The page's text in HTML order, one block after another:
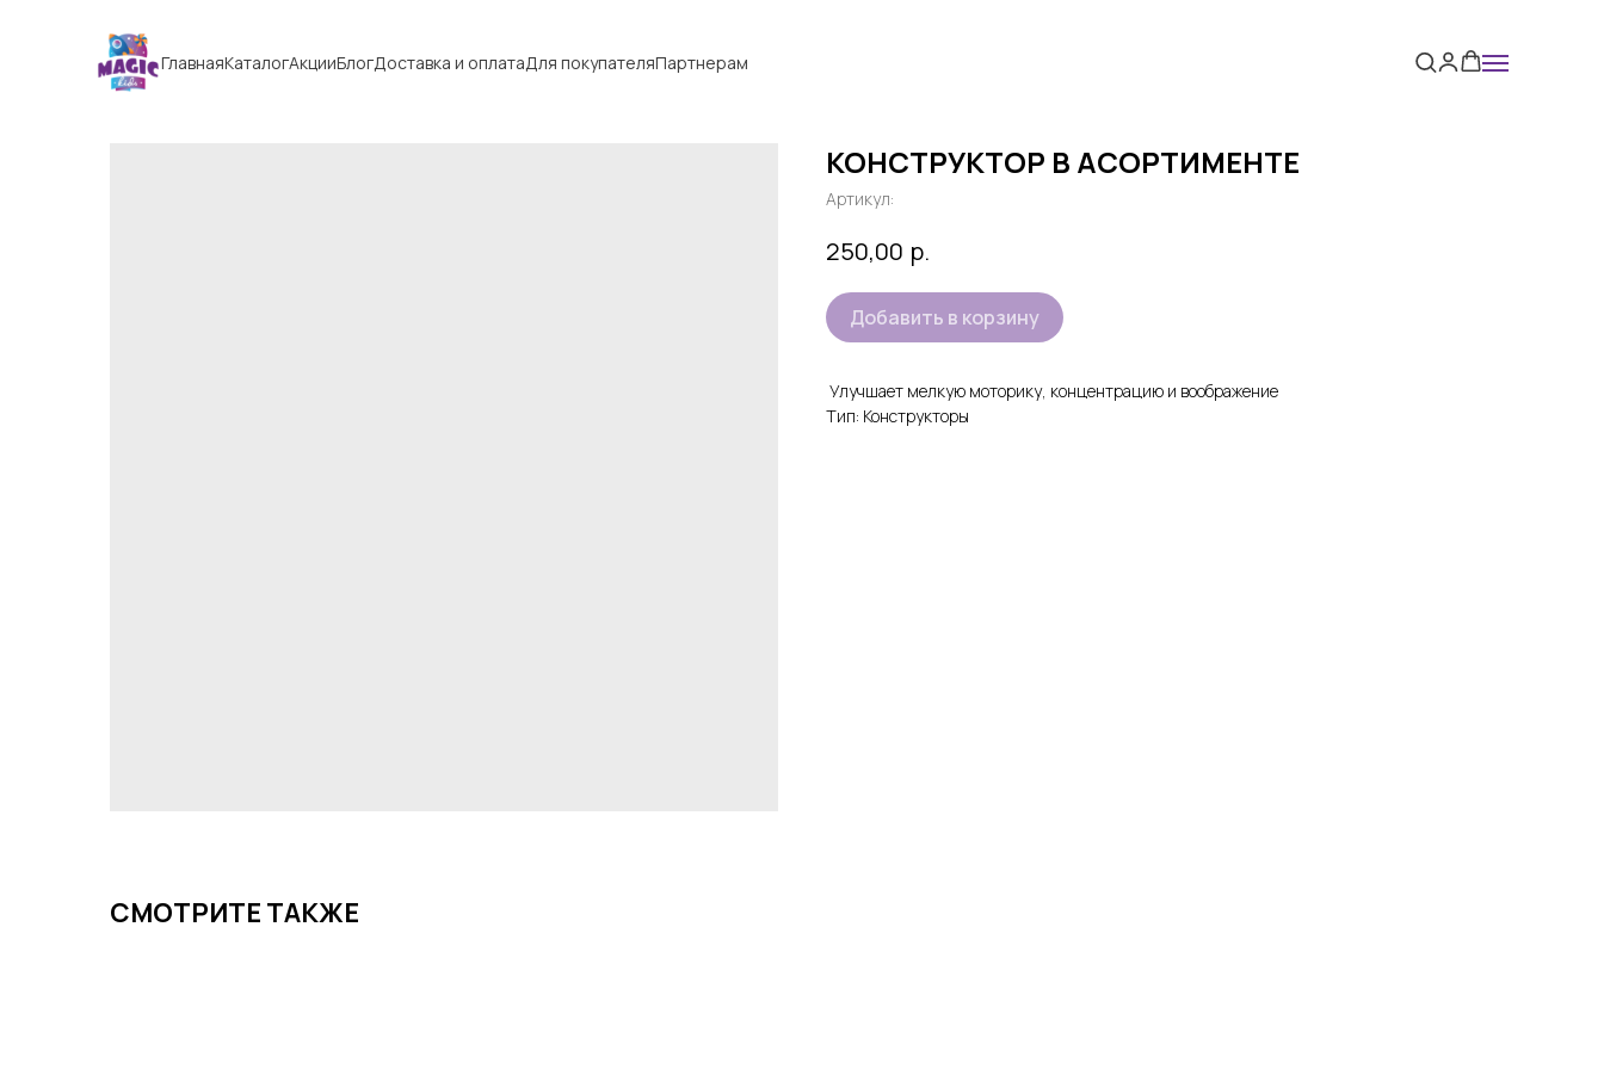
ГлавнаяКаталогАкцииБлогДоставка и оплатаДля покупателяПартнерам
КОНСТРУКТОР В АСОРТИМЕНТЕ
Артикул:
250,00 р.
Добавить в корзину
Улучшает мелкую моторику, концентрацию и воображение
Тип: Конструкторы
СМОТРИТЕ ТАКЖЕ